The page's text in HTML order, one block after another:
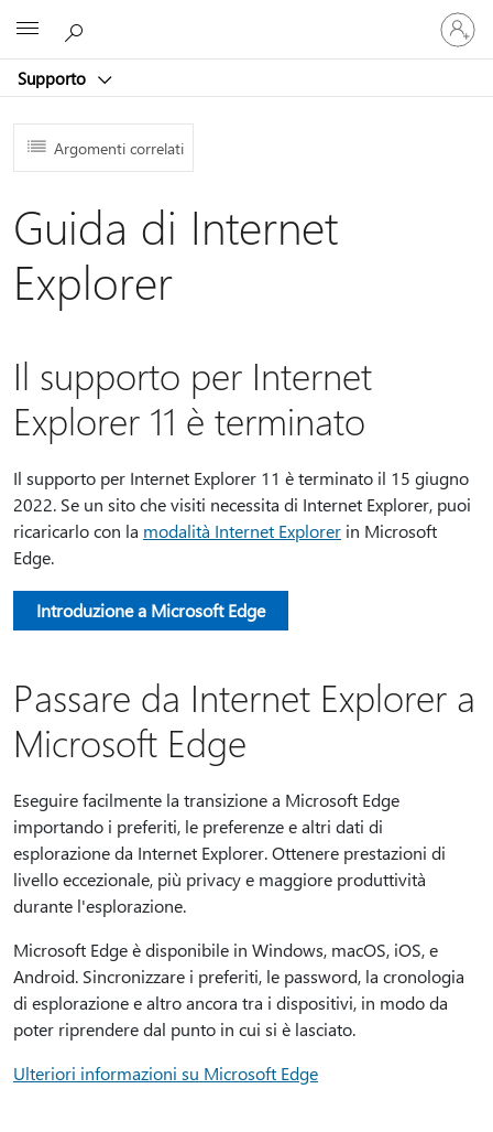
Supporto
Accedi
con
il
account
Argomenti correlati
Guida di Internet
Explorer
Il supporto per Internet
Explorer 11 è terminato
Il supporto per Internet Explorer 11 è terminato il 15 giugno
2022. Se un sito che visiti necessita di Internet Explorer, puoi
ricaricarlo con la modalità Internet Explorer in Microsoft
Edge.
Introduzione a Microsoft Edge
Passare da Internet Explorer a
Microsoft Edge
Eseguire facilmente la transizione a Microsoft Edge
importando i preferiti, le preferenze e altri dati di
esplorazione da Internet Explorer. Ottenere prestazioni di
livello eccezionale, più privacy e maggiore produttività
durante l'esplorazione.
Microsoft Edge è disponibile in Windows, macOS, iOS, e
Android. Sincronizzare i preferiti, le password, la cronologia
di esplorazione e altro ancora tra i dispositivi, in modo da
poter riprendere dal punto in cui si è lasciato.
Ulteriori informazioni su Microsoft Edge